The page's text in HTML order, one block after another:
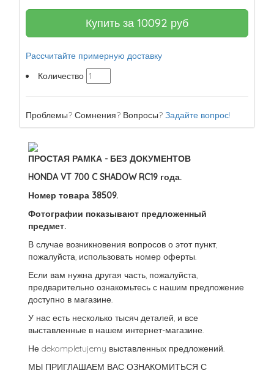
Купить за 10092 руб
Рассчитайте примерную доставку
Количество
Проблемы? Сомнения? Вопросы? Задайте вопрос!
ПРОСТАЯ РАМКА - БЕЗ ДОКУМЕНТОВ
HONDA VT 700 C SHADOW RC19 года.
Номер товара 38509.
Фотографии показывают предложенный
предмет.
В случае возникновения вопросов о этот пункт,
пожалуйста, использовать номер оферты.
Если вам нужна другая часть, пожалуйста,
предварительно ознакомьтесь с нашим предложение
доступно в магазине.
У нас есть несколько тысяч деталей, и все
выставленные в нашем интернет-магазине.
Не dekompletujemy выставленных предложений.
МЫ ПРИГЛАШАЕМ ВАС ОЗНАКОМИТЬСЯ С